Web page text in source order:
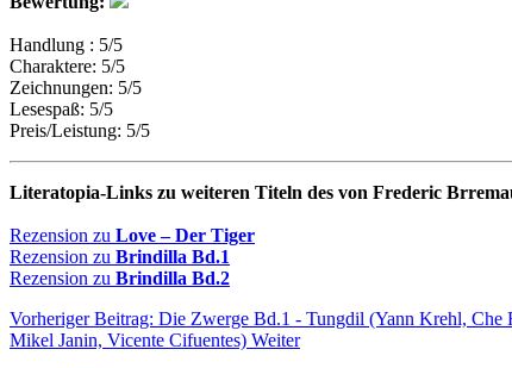
Handlung : 5/5
Charaktere: 5/5
Zeichnungen: 5/5
Lesespaß: 5/5
Preis/Leistung: 5/5
Literatopia-Links zu weiteren Titeln des von Frederic
Rezension zu Love – Der Tiger
Rezension zu Brindilla Bd.1
Rezension zu Brindilla Bd.2
Vorheriger Beitrag: Die Zwerge Bd.1 - Tungdil (Yann Krehl, Che
Mikel Janin, Vicente Cifuentes) Weiter